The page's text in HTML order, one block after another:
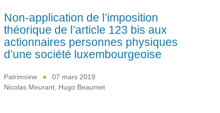
Non-application de l’imposition
théorique de l’article 123 bis aux
actionnaires personnes physiques
d’une société luxembourgeoise
Patrimoine
07 mars 2019
Nicolas Meurant, Hugo Beaumet